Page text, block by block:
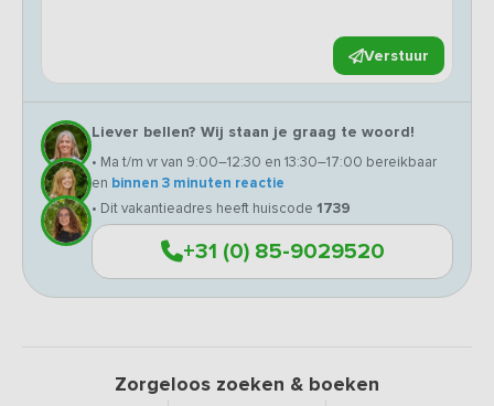
Verstuur
Liever bellen? Wij staan je graag te woord!
• Ma t/m vr van 9:00–12:30 en 13:30–17:00 bereikbaar
en binnen 3 minuten reactie
• Dit vakantieadres heeft huiscode 1739
+31 (0) 85-9029520
Zorgeloos zoeken & boeken